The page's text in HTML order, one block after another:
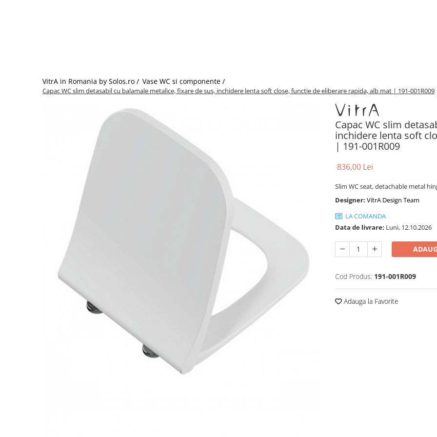
VitrA in Romania by Solos.ro / Vase WC si componente /
Capac WC slim detasabil cu balamale metalice, fixare de sus, inchidere lenta soft close, functie de eliberare rapida, alb mat | 191-001R009
Capac WC slim
inchidere lenta soft
| 191-001R009
836,00 Lei
Slim WC seat, detachable metal
Designer: VitrA Design Team
LA COMANDA
Data de livrare: Luni, 12.10.2026
Cod Produs: 191-001R009
Adauga la Favorite